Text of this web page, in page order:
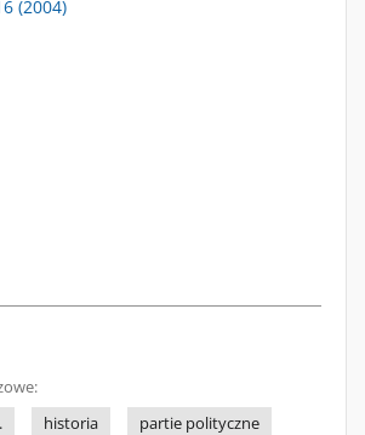
(2004)
historia
partie polityczne